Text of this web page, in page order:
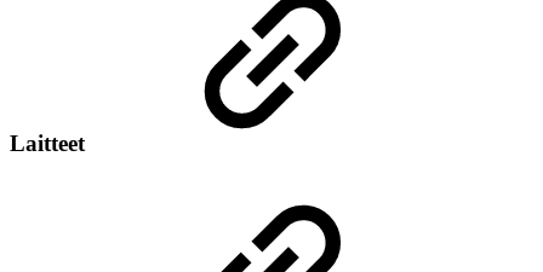
Laitteet